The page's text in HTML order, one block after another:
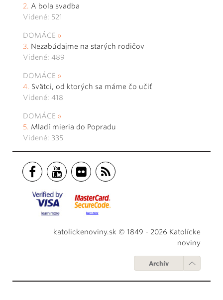
A bola svadba
Videné: 521
DOMÁCE
Nezabúdajme na starých rodičov
Videné: 489
DOMÁCE
Svätci, od ktorých sa máme čo učiť
Videné: 418
DOMÁCE
Mladí mieria do Popradu
Videné: 335
katolickenoviny.sk © 1849 - 2026 Katolícke
noviny
Archív